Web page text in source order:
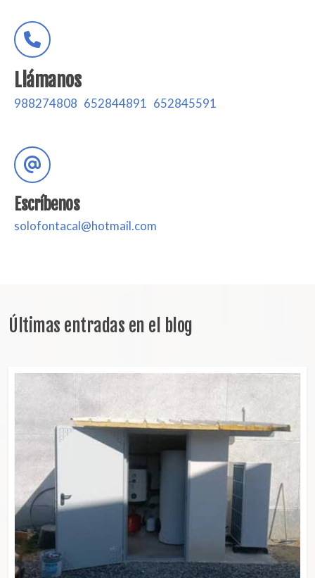
Llámanos
988274808 652844891 652845591
Escríbenos
solofontacal@hotmail.com
Últimas entradas en el blog